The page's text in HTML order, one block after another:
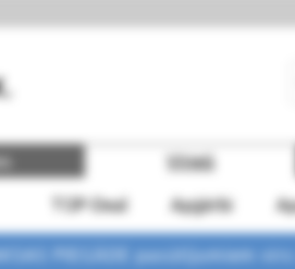
Vīrieši
TOP-Deal Apģērbi
PIEGĀDE pasūtījumiem